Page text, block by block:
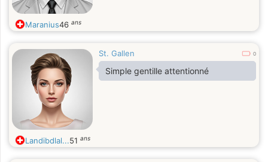
Maranius46 ans
St. Gallen 0
Simple gentille attentionné
Landibdlal...51 ans